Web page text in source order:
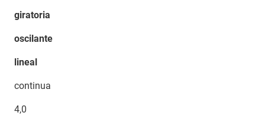
giratoria
oscilante
lineal
continua
4,0